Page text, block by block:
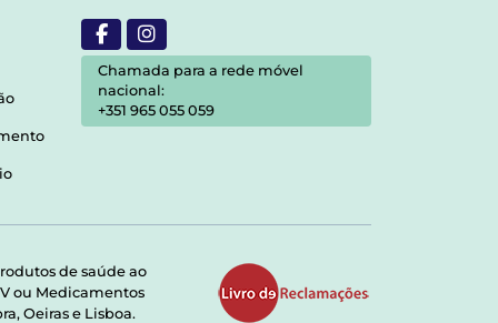
Chamada para a rede móvel
nacional:
+351 965 055 059
de saúde ao
ou Medicamentos
Oeiras e Lisboa.